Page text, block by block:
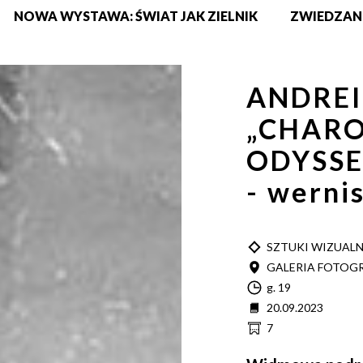
NOWA WYSTAWA: ŚWIAT JAK ZIELNIK
-
TYPSZTUKI
MIEJSCE
GALERIA
Godzina
g. 19
Data20.09.2023
Cena
7